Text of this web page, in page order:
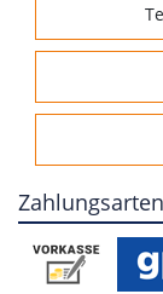
Zahlungsarten